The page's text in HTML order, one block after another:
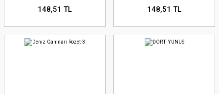
148,51 TL 148,51 TL